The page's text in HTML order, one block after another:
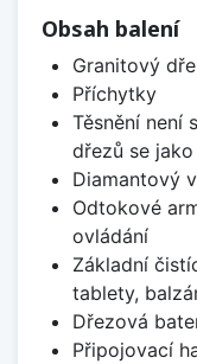
Obsah balení
Granitový
Příchytky
Těsnění není
dřezů se
Diamantový
Odtokové
ovládání
Základní
tablety,
Dřezová
Připojovací